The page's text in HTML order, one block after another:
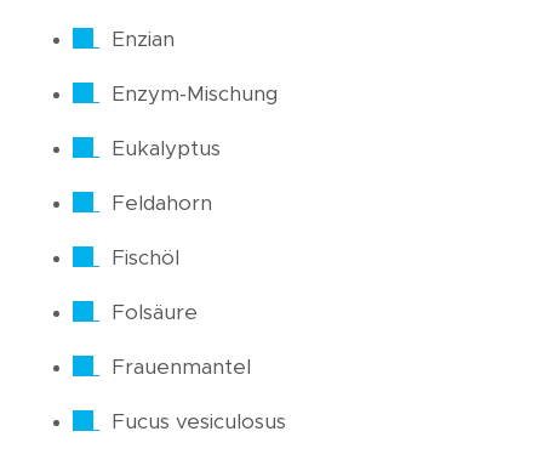
Enzian
Enzym-Mischung
Eukalyptus
Feldahorn
Fischöl
Folsäure
Frauenmantel
Fucus vesiculosus